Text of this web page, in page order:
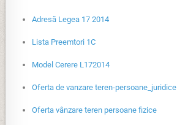
Adresă Legea 17 2014
Lista Preemtori 1C
Model Cerere L172014
Oferta de vanzare teren-persoane_juridice
Oferta vânzare teren persoane fizice